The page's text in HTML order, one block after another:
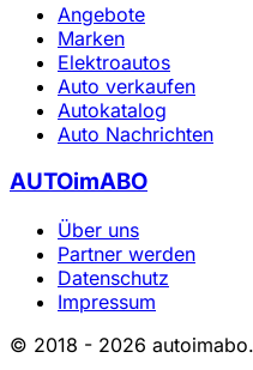
Angebote
Marken
Elektroautos
Auto verkaufen
Autokatalog
Auto Nachrichten
AUTOimABO
Über uns
Partner werden
Datenschutz
Impressum
© 2018 - 2026